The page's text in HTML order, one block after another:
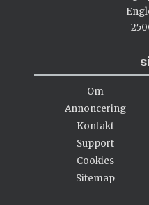
Om
Annoncering
Kontakt
Support
Cookies
Sitemap